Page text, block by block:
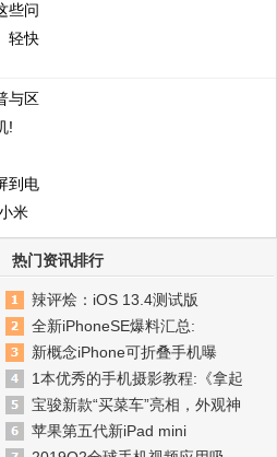
些问
轻快
与区
!
到电
米
热门资讯排行
辣评烩：iOS 13.4测试版
全新iPhoneSE爆料汇总:
新概念iPhone可折叠手机曝
1本优秀的手机摄影教程:《拿起
宝骏新款“买菜车”亮相，外观神
苹果第五代新iPad mini